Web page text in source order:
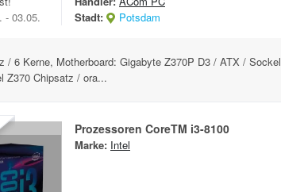
- 03.05.
Stadt:
Potsdam
/ 6 Kerne, Motherboard: Gigabyte Z370P D3 / ATX / Sockel
Z370 Chipsatz / ora...
Prozessoren CoreTM i3-8100
Marke: Intel